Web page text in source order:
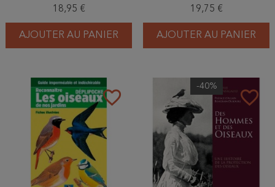
18,95 €
AJOUTER AU PANIER
19,75 €
AJOUTER AU PANIER
favorite_border favorite_border
-40%